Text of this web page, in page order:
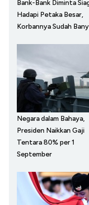
Bank-Bank Diminta
Hadapi Petaka Besar,
Korbannya Sudah
Negara dalam Bahaya,
Presiden Naikkan Gaji
Tentara 80% per 1
September